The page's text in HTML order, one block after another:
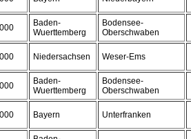
Baden-
Wuerttemberg
Bodensee-
Oberschwaben
Niedersachsen Weser-Ems
Baden-
Wuerttemberg
Bodensee-
Oberschwaben
Bayern Unterfranken